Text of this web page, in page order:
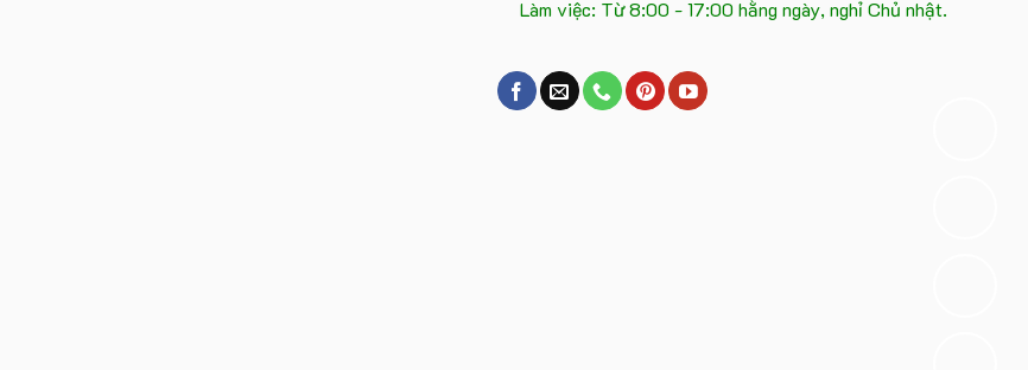
Làm việc: Từ 8:00 - 17:00 hằng ngày, nghỉ Chủ nhật.